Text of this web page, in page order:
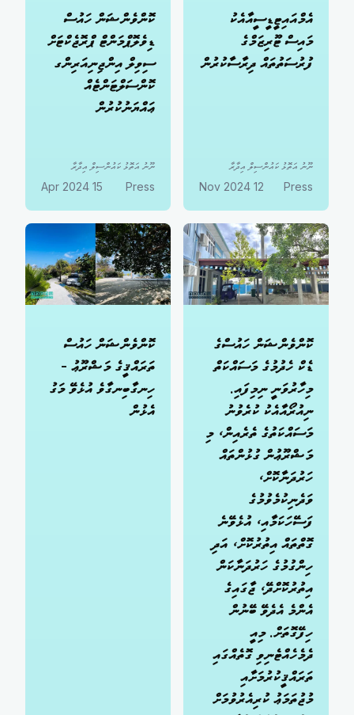
އެމްއައިޓީޑީސީއާއެކު
މައިސް ޓޫރިޒަމްގެ
ފުރުސަތުތައް ދިރާސާކުރުން
ނޫނު އަތޮޅު ކައުންސިލް އިދާރާ
Press
12 Nov 2024
ކޮންވެންޝަން ހައުސް
ޑިވެލޮޕްމަންޓް ޕްރޮޖެކްޓަށް
ސިވިލް އިންޖިނިއަރިންގ
ކޮންސަލްޓަންޓެއް
ޢައްޔަނުކުރުން
ނޫނު އަތޮޅު ކައުންސިލް އިދާރާ
Press
15 Apr 2024
ކޮންވެންޝަން ހައުސްގެ
ޑެކް ހެދުމުގެ މަސައްކަތް
މިހާރުވަނީ ނިމިފައި.
ނިއުރޯއާއެކު ކުރެވުނު
މަސައްކަތުގެ ތެރެއިން، މި
މަޝްރޫޢުން ގުޅުންތައް
ހަރުދަނާކޮށް،
ވަދެނިކުމެވުމުގެ
ފަސޭހަކަމާއި، އުޅެވޭނެ
ގޮތްތައް އިތުރުކޮށް، އަދި
ހިންގުމުގެ ހަރުދަނާކަން
އިތުރުކޮށްދޭ، ޖާގައިގެ
އެންމެ އެދެވޭ ބޭނުން
ހިފޭގޮތަށް. މިއީ
ދެމެހެއްޓެނިވި ގޮތެއްގައި
ތަރައްޤީކުރުމަށާއި
މުޖުތަމަޢު ކުރިއެރުވުމަށް
ކޮންވެންޝަން ހައުސް
ތަރައްޤީގެ މަޝްރޫޢު -
ހިނގާބިނގާވެ އުޅެވޭ މަގު
އެޅުން